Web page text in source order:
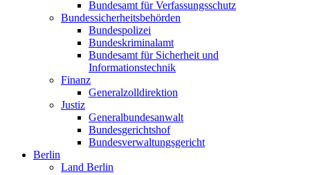
Bundesamt für Verfassungsschutz
Bundessicherheitsbehörden
Bundespolizei
Bundeskriminalamt
Bundesamt für Sicherheit und
Informationstechnik
Finanz
Generalzolldirektion
Justiz
Generalbundesanwalt
Bundesgerichtshof
Bundesverwaltungsgericht
Berlin
Land Berlin